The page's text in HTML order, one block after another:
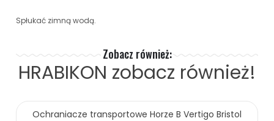
Spłukać zimną wodą.
Zobacz również:
HRABIKON zobacz również!
Ochraniacze transportowe Horze B Vertigo Bristol